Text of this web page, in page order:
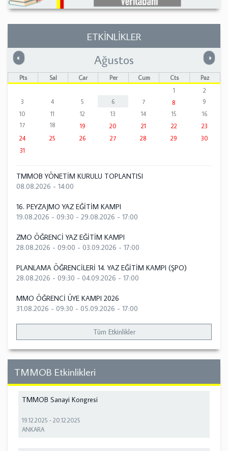
ETKİNLİKLER
« Önceki »
Ağustos
Pts Sal Çar Per Cum Cts
Paz
1
2
3
4 5 6 7 8
9
10
11 12 13 14 15
16
17
18 19 20 21 22
23
24
25 26 27 28 29
30
31
TMMOB YÖNETİM KURULU TOPLANTISI
08.08.2026 - 14:00
16. PEYZAJMO YAZ EĞİTİM KAMPI
19.08.2026 - 09:30 - 29.08.2026 - 17:00
ZMO ÖĞRENCİ YAZ EĞİTİM KAMPI
28.08.2026 - 09:00 - 03.09.2026 - 17:00
PLANLAMA ÖĞRENCİLERİ 14. YAZ EĞİTİM KAMPI (ŞPO)
28.08.2026 - 09:30 - 04.09.2026 - 17:00
MMO ÖĞRENCİ ÜYE KAMPI 2026
31.08.2026 - 09:30 - 05.09.2026 - 17:00
Tüm Etkinlikler
TMMOB Etkinlikleri
TMMOB Sanayi Kongresi
19.12.2025 -20.12.2025
ANKARA